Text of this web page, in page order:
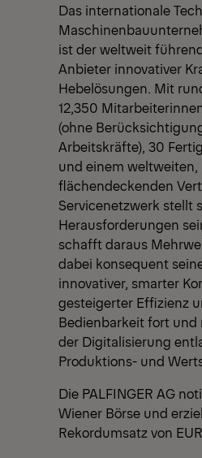
Das internationale
ist der weltweit
Anbieter innovativer
Hebelösungen. Mit
12,350
(ohne
Arbeitskräfte), 30
und einem weltweiten,
flächendeckenden
Servicenetzwerk stellt
Herausforderungen
schafft daraus
dabei konsequent
innovativer, smarter
gesteigerter Effizienz
Bedienbarkeit fort und
der Digitalisierung
Produktions- und
Die PALFINGER AG
Wiener Börse und
Rekordumsatz von